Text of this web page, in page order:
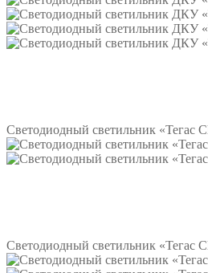
Светодиодный светильник
Светодиодный светильник